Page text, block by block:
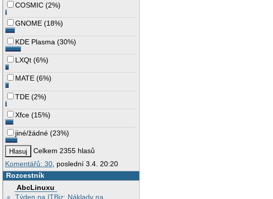
COSMIC (2%)
GNOME (18%)
KDE Plasma (30%)
LXQt (6%)
MATE (6%)
TDE (2%)
Xfce (15%)
jiné/žádné (23%)
Celkem 2355 hlasů
Komentářů: 30 , poslední 3.4. 20:20
Rozcestník
AbcLinuxu
Týden na ITBiz: Náklady na